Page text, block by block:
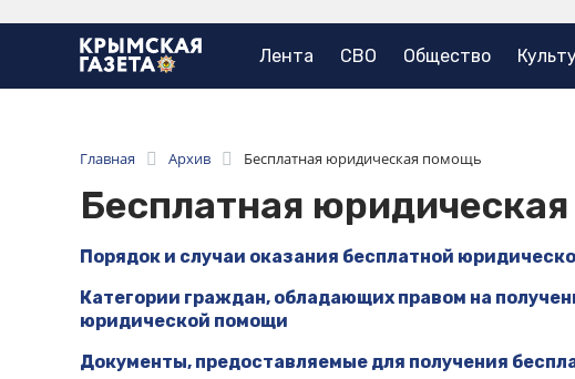
Лента СВО Общество
Главная Архив Бесплатная юридическая помощь
Бесплатная
Порядок и случаи оказания бесплатной
Категории граждан, обладающих правом на
юридической помощи
Документы, предоставляемые для получения